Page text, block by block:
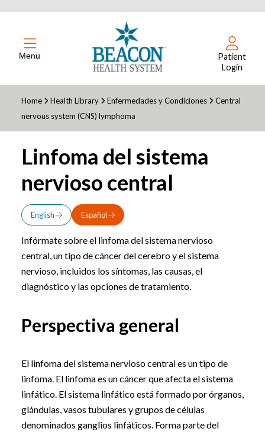
Menu
Patient
Login
Home Health Library Enfermedades y Condiciones
Central
nervous system (CNS) lymphoma
Linfoma del sistema
nervioso central
English Español
Infórmate sobre el linfoma del sistema nervioso
central, un tipo de cáncer del cerebro y el sistema
nervioso, incluidos los síntomas, las causas, el
diagnóstico y las opciones de tratamiento.
Perspectiva general
El linfoma del sistema nervioso central es un tipo de
linfoma. El linfoma es un cáncer que afecta el sistema
linfático. El sistema linfático está formado por órganos,
glándulas, vasos tubulares y grupos de células
denominados ganglios linfáticos. Forma parte del